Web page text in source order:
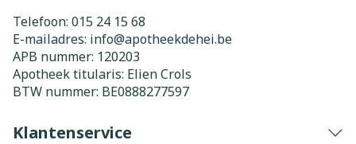
Telefoon: 015 24 15 68
E-mailadres: info@apotheekdehei.be
APB nummer: 120203
Apotheek titularis: Elien Crols
BTW nummer: BE0888277597
Klantenservice